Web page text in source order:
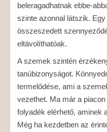
beleragadhatnak ebbe-
szinte azonnal látszik.
összeszedett
eltávolíthatóak.
A szemek szintén
tanúbizonyságot.
termelődése, ami a
vezethet. Ma már a
folyadék elérhető, aminek
Még ha kezdetben az